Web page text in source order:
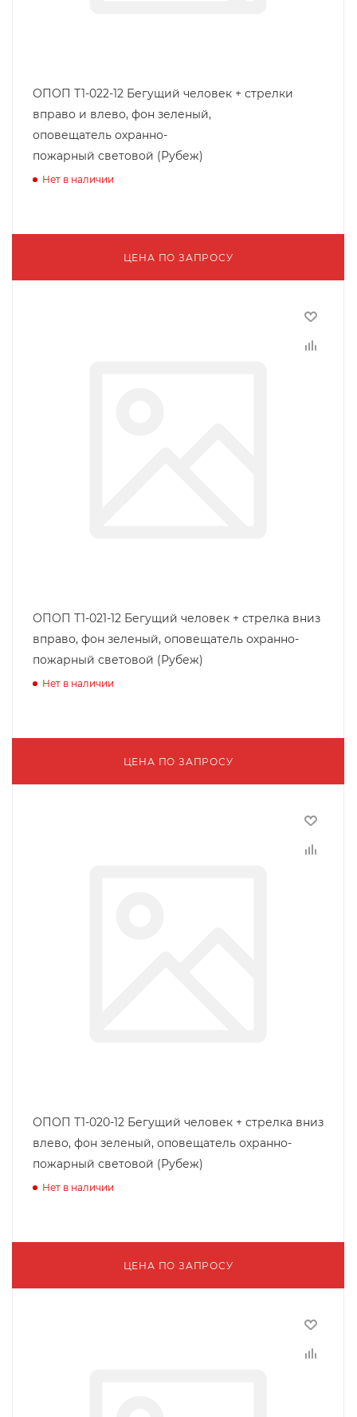
ОПОП Т1-022-12 Бегущий человек + стрелки
вправо и влево, фон зеленый,
оповещатель охранно-
пожарный световой (Рубеж)
Нет в наличии
ЦЕНА ПО ЗАПРОСУ
ОПОП Т1-021-12 Бегущий человек + стрелка вниз
вправо, фон зеленый, оповещатель охранно-
пожарный световой (Рубеж)
Нет в наличии
ЦЕНА ПО ЗАПРОСУ
ОПОП Т1-020-12 Бегущий человек + стрелка вниз
влево, фон зеленый, оповещатель охранно-
пожарный световой (Рубеж)
Нет в наличии
ЦЕНА ПО ЗАПРОСУ